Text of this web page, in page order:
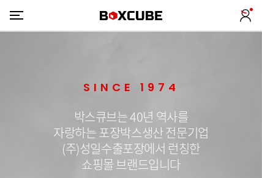
SINCE 1974
박스큐브는 40년 역사를
자랑하는 포장박스생산 전문기업
(주)성일수출포장에서 런칭한
쇼핑몰 브랜드입니다